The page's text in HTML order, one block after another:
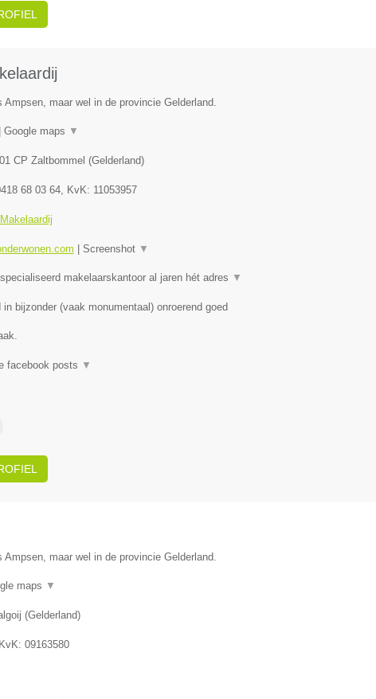
Ampsen, maar wel in de provincie Gelderland.
Google maps ▼
CP Zaltbommel (Gelderland)
68 03 64, KvK: 11053957
Screenshot ▼
makelaarskantoor al jaren hét adres ▼
bijzonder (vaak monumentaal) onroerend goed
facebook posts ▼
Ampsen, maar wel in de provincie Gelderland.
maps ▼
(Gelderland)
09163580